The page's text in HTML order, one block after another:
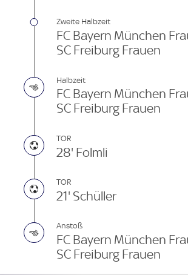
Zweite Halbzeit
FC Bayern München
SC Freiburg Frauen
Halbzeit
FC Bayern München
SC Freiburg Frauen
TOR
28' Folmli
TOR
21' Schüller
Anstoß
FC Bayern München
SC Freiburg Frauen